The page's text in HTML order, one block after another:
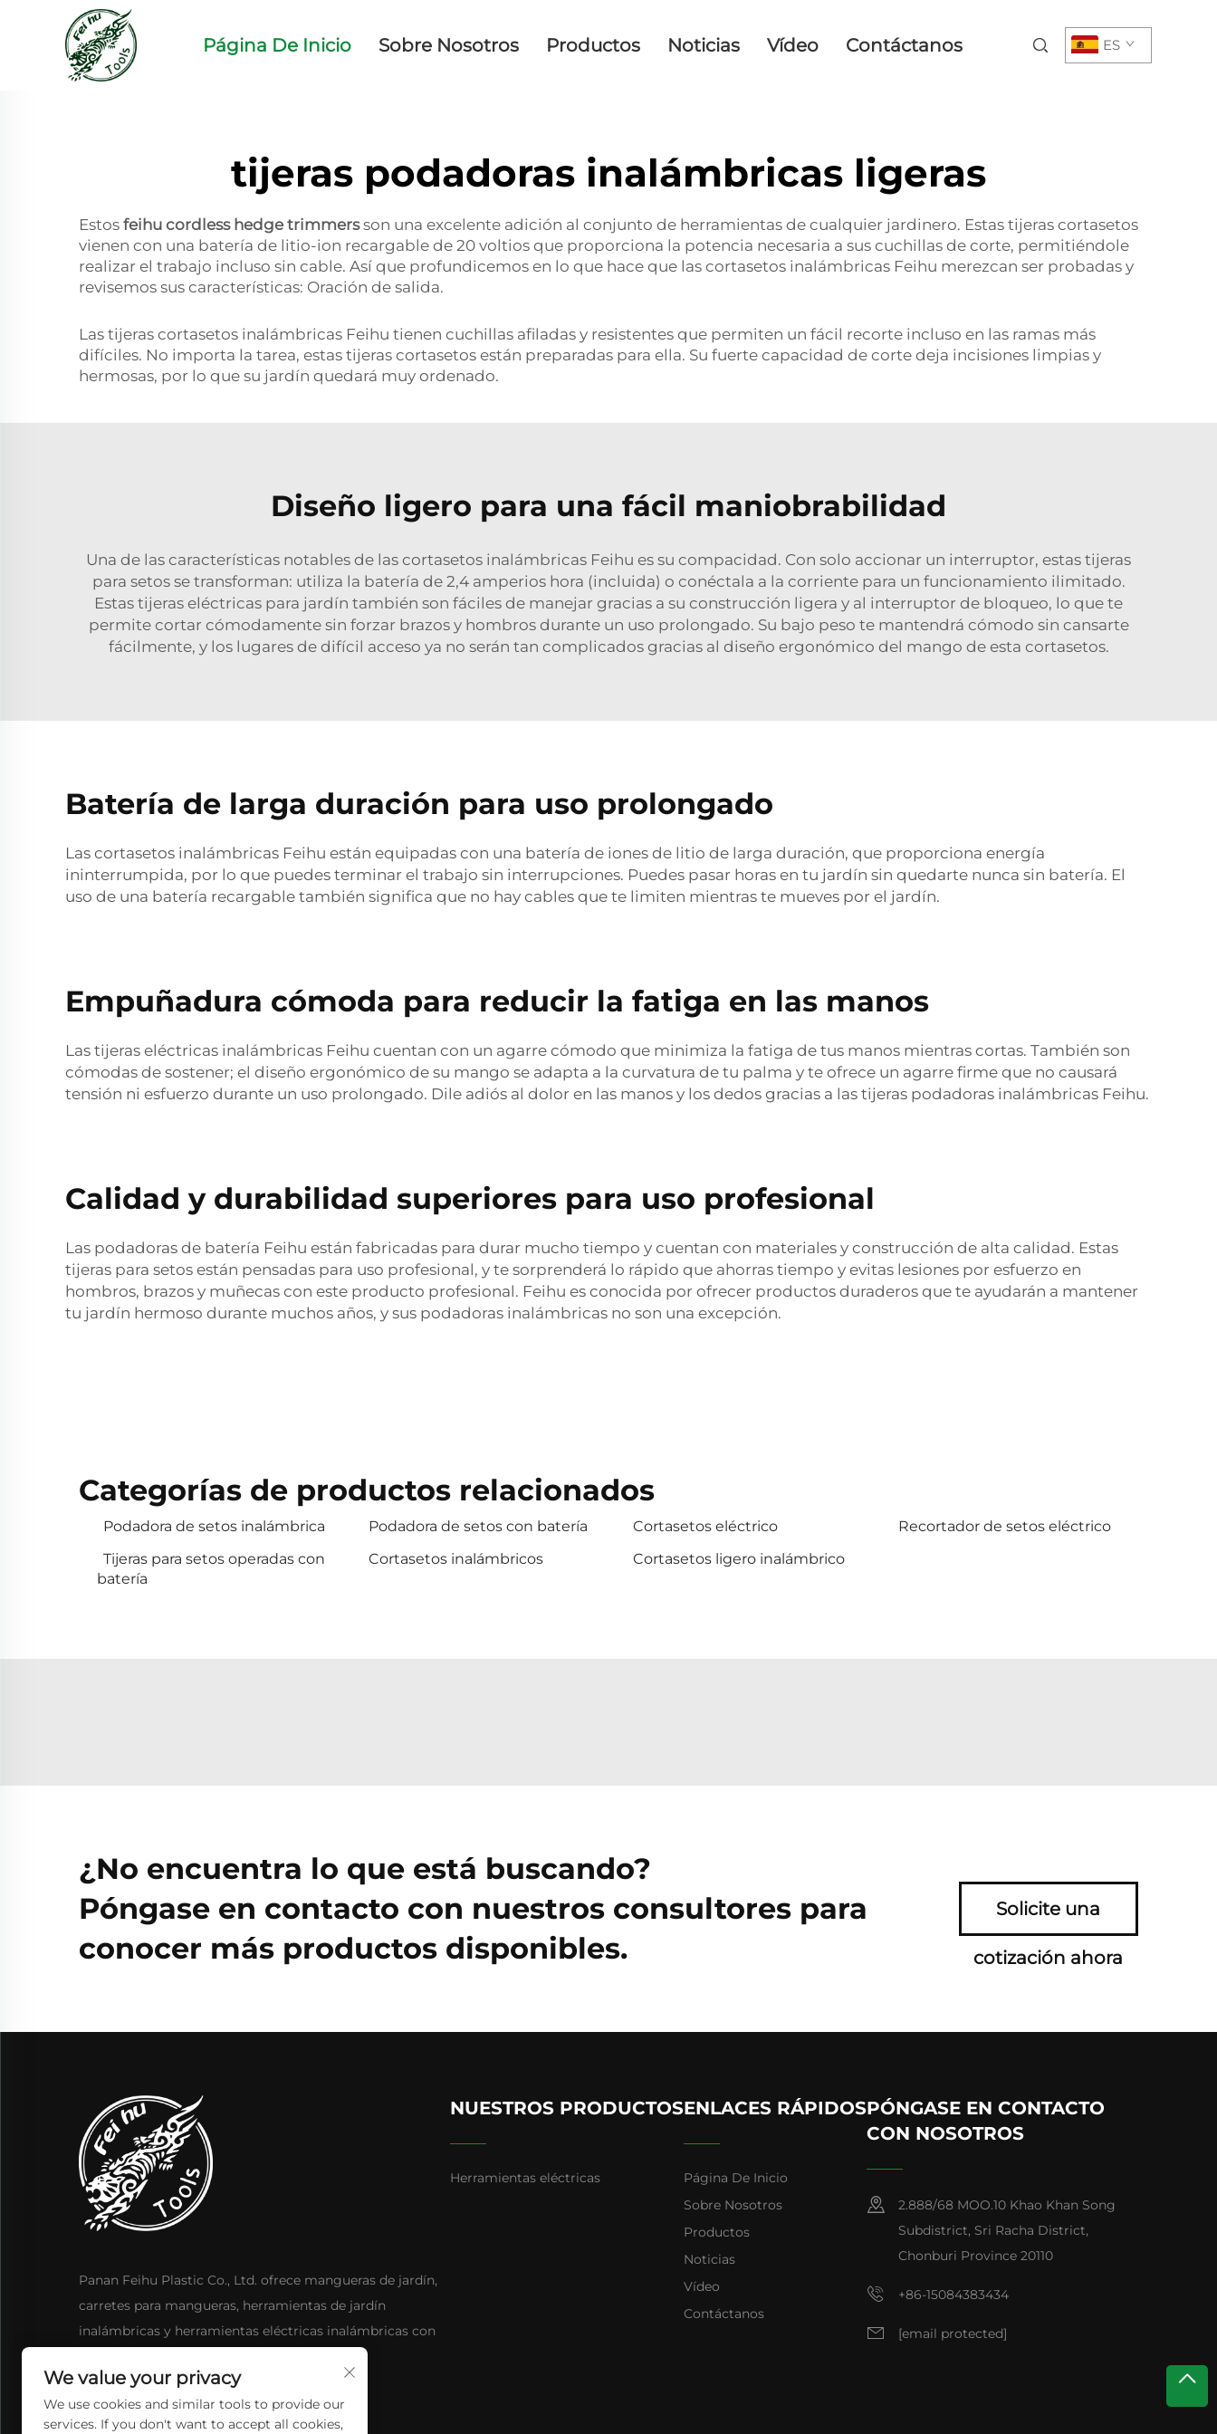
Página De Inicio Sobre Nosotros Productos Noticias Vídeo Contáctanos ES
tijeras podadoras inalámbricas ligeras
Estos feihu cordless hedge trimmersson una excelente adición al conjunto de herramientas de cualquier jardinero. Estas tijeras cortasetos
vienen con una batería de litio-ion recargable de 20 voltios que proporciona la potencia necesaria a sus cuchillas de corte, permitiéndole
realizar el trabajo incluso sin cable. Así que profundicemos en lo que hace que las cortasetos inalámbricas Feihu merezcan ser probadas y
revisemos sus características: Oración de salida.
Las tijeras cortasetos inalámbricas Feihu tienen cuchillas afiladas y resistentes que permiten un fácil recorte incluso en las ramas más
difíciles. No importa la tarea, estas tijeras cortasetos están preparadas para ella. Su fuerte capacidad de corte deja incisiones limpias y
hermosas, por lo que su jardín quedará muy ordenado.
Diseño ligero para una fácil maniobrabilidad
Una de las características notables de las cortasetos inalámbricas Feihu es su compacidad. Con solo accionar un interruptor, estas tijeras
para setos se transforman: utiliza la batería de 2,4 amperios hora (incluida) o conéctala a la corriente para un funcionamiento ilimitado.
Estas tijeras eléctricas para jardín también son fáciles de manejar gracias a su construcción ligera y al interruptor de bloqueo, lo que te
permite cortar cómodamente sin forzar brazos y hombros durante un uso prolongado. Su bajo peso te mantendrá cómodo sin cansarte
fácilmente, y los lugares de difícil acceso ya no serán tan complicados gracias al diseño ergonómico del mango de esta cortasetos.
Batería de larga duración para uso prolongado
Las cortasetos inalámbricas Feihu están equipadas con una batería de iones de litio de larga duración, que proporciona energía
ininterrumpida, por lo que puedes terminar el trabajo sin interrupciones. Puedes pasar horas en tu jardín sin quedarte nunca sin batería. El
uso de una batería recargable también significa que no hay cables que te limiten mientras te mueves por el jardín.
Empuñadura cómoda para reducir la fatiga en las manos
Las tijeras eléctricas inalámbricas Feihu cuentan con un agarre cómodo que minimiza la fatiga de tus manos mientras cortas. También son
cómodas de sostener; el diseño ergonómico de su mango se adapta a la curvatura de tu palma y te ofrece un agarre firme que no causará
tensión ni esfuerzo durante un uso prolongado. Dile adiós al dolor en las manos y los dedos gracias a las tijeras podadoras inalámbricas Feihu.
Calidad y durabilidad superiores para uso profesional
Las podadoras de batería Feihu están fabricadas para durar mucho tiempo y cuentan con materiales y construcción de alta calidad. Estas
tijeras para setos están pensadas para uso profesional, y te sorprenderá lo rápido que ahorras tiempo y evitas lesiones por esfuerzo en
hombros, brazos y muñecas con este producto profesional. Feihu es conocida por ofrecer productos duraderos que te ayudarán a mantener
tu jardín hermoso durante muchos años, y sus podadoras inalámbricas no son una excepción.
Categorías de productos relacionados
Podadora de setos inalámbrica Podadora de setos con batería Cortasetos eléctrico
Recortador de setos eléctrico
Tijeras para setos operadas con
batería
Cortasetos inalámbricos Cortasetos ligero inalámbrico
¿No encuentra lo que está buscando?
Póngase en contacto con nuestros consultores para
conocer más productos disponibles.
Solicite una
cotización ahora
Panan Feihu Plastic Co., Ltd. ofrece mangueras de jardín,
carretes para mangueras, herramientas de jardín
inalámbricas y herramientas eléctricas inalámbricas con
NUESTROS PRODUCTOS
Herramientas eléctricas
ENLACES RÁPIDOS
Página De Inicio
Sobre Nosotros
Productos
Noticias
Vídeo
Contáctanos
PÓNGASE EN CONTACTO
CON NOSOTROS
2.888/68 MOO.10 Khao Khan Song
Subdistrict, Sri Racha District,
Chonburi Province 20110
+86-15084383434
[email protected]
We value your privacy
We use cookies and similar tools to provide our
services. If you don't want to accept all cookies,